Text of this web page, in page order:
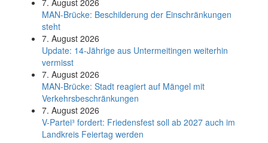
7. August 2026
MAN-Brücke: Beschilderung der Einschränkungen
steht
7. August 2026
Update: 14-Jährige aus Untermeitingen weiterhin
vermisst
7. August 2026
MAN-Brücke: Stadt reagiert auf Mängel mit
Verkehrsbeschränkungen
7. August 2026
V-Partei­³ fordert: Friedens­fest soll ab 2027 auch im
Land­kreis Feier­tag werden